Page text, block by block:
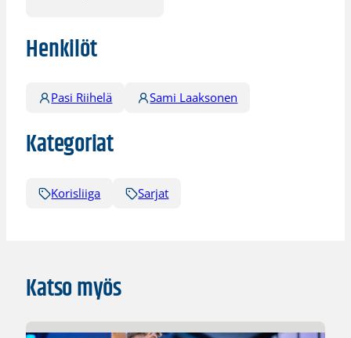
Henkilöt
Pasi Riihelä Sami Laaksonen
Kategoriat
Korisliiga Sarjat
Katso myös